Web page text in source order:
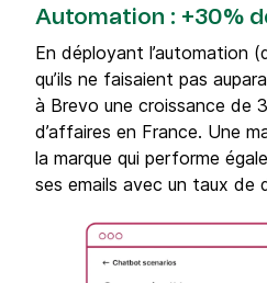
Automation : +30%
En déployant l’automation
qu’ils ne faisaient pas
à Brevo une croissance de
d’affaires en France. Une
la marque qui performe
ses emails avec un taux de